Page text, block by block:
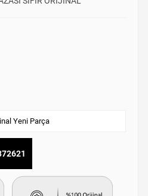
Yeni Parça